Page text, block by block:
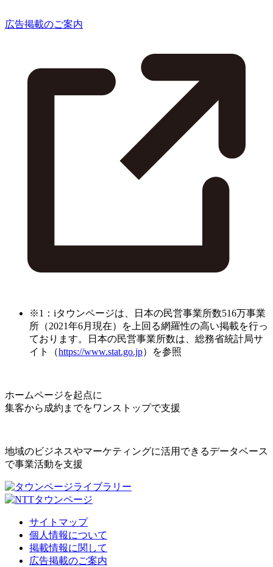
広告掲載のご案内
※1：iタウンページは、日本の民営事業所数516万事業
所（2021年6月現在）を上回る網羅性の高い掲載を行っ
ております。日本の民営事業所数は、総務省統計局サ
イト（https://www.stat.go.jp）を参照
ホームページを起点に
集客から成約までをワンストップで支援
地域のビジネスやマーケティングに活用できるデータベース
で事業活動を支援
サイトマップ
個人情報について
掲載情報に関して
広告掲載のご案内